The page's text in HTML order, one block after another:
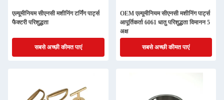
एल्यूमीनियम सीएनसी मशीनिंग टर्निंग पार्ट्स
फैक्टरी परिशुद्धता
सबसे अच्छी कीमत पाएं
OEM एल्यूमीनियम सीएनसी मशीनिंग पार्ट्स
आपूर्तिकर्ता 6061 धातु परिशुद्धता विमानन 5
अक्ष
सबसे अच्छी कीमत पाएं